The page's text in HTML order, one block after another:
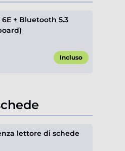
+ Bluetooth 5.3
Incluso
lettore di schede